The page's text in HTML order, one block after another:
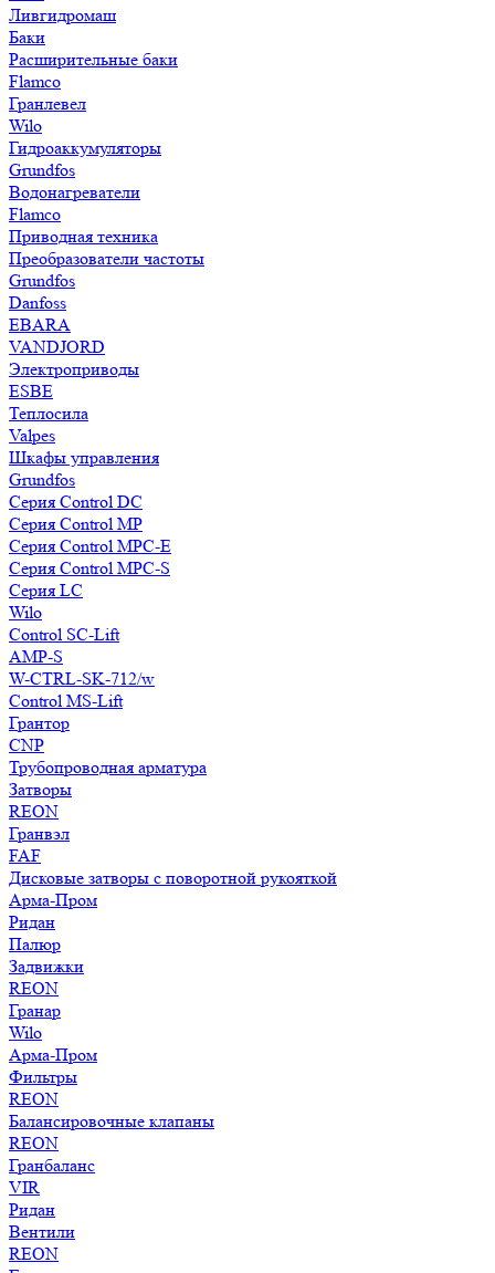
Ливгидромаш
Баки
Расширительные баки
Flamco
Гранлевел
Wilo
Гидроаккумуляторы
Grundfos
Водонагреватели
Flamco
Приводная техника
Преобразователи частоты
Grundfos
Danfoss
EBARA
VANDJORD
Электроприводы
ESBE
Теплосила
Valpes
Шкафы управления
Grundfos
Серия Control DC
Серия Control MP
Серия Control MPC-E
Серия Control MPC-S
Серия LC
Wilo
Control SC-Lift
AMP-S
W-CTRL-SK-712/w
Control MS-Lift
Грантор
CNP
Трубопроводная арматура
Затворы
REON
Гранвэл
FAF
Дисковые затворы с поворотной рукояткой
Арма-Пром
Ридан
Палюр
Задвижки
REON
Гранар
Wilo
Арма-Пром
Фильтры
REON
Балансировочные клапаны
REON
Гранбаланс
VIR
Ридан
Вентили
REON